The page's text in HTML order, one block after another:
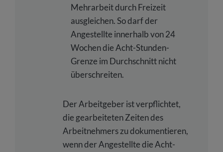
Mehrarbeit durch Freizeit
ausgleichen. So darf der
Angestellte innerhalb von 24
Wochen die Acht-Stunden-
Grenze im Durchschnitt nicht
überschreiten.
Der Arbeitgeber ist verpflichtet,
die gearbeiteten Zeiten des
Arbeitnehmers zu dokumentieren,
wenn der Angestellte die Acht-